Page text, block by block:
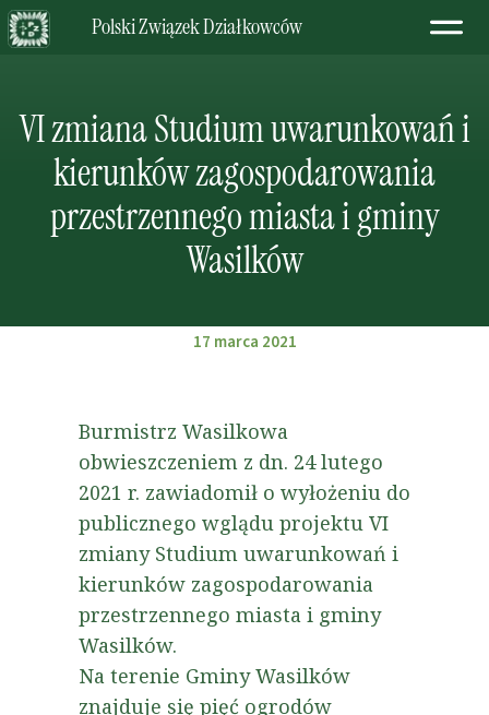
Polski Związek Działkowców
VI zmiana Studium uwarunkowań i
kierunków zagospodarowania
przestrzennego miasta i gminy
Wasilków
17 marca 2021
Burmistrz Wasilkowa
obwieszczeniem z dn. 24 lutego
2021 r. zawiadomił o wyłożeniu do
publicznego wglądu projektu VI
zmiany Studium uwarunkowań i
kierunków zagospodarowania
przestrzennego miasta i gminy
Wasilków.
Na terenie Gminy Wasilków
znajduje się pięć ogrodów